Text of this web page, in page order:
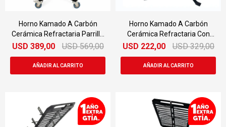
Horno Kamado A Carbón
Cerámica Refractaria Parrilla
33cm
USD 389,00 USD 569,00
Horno Kamado A Carbón
Cerámica Refractaria Con
Parrilla 27cm
USD 222,00 USD 329,00